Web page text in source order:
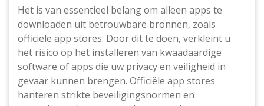
Het is van essentieel belang om alleen apps te
downloaden uit betrouwbare bronnen, zoals
officiële app stores. Door dit te doen, verkleint u
het risico op het installeren van kwaadaardige
software of apps die uw privacy en veiligheid in
gevaar kunnen brengen. Officiële app stores
hanteren strikte beveiligingsnormen en